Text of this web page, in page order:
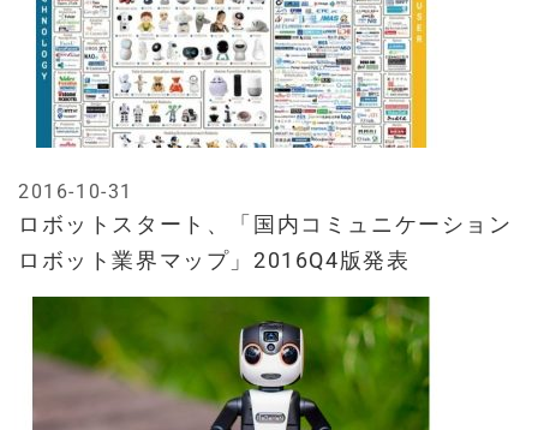
ロボットスタート、「国内コミュニケーション
ロボット業界マップ」2016Q4版発表
2016-10-31